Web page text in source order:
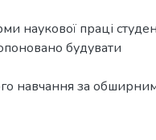
наукової праці
будувати
навчання за